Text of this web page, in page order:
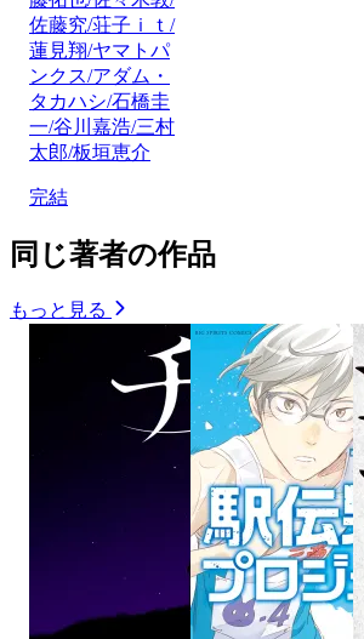
佐藤究/荘子ｉｔ/
蓮見翔/ヤマトパ
ンクス/アダム・
タカハシ/石橋圭
一/谷川嘉浩/三村
太郎/板垣恵介
完結
同じ著者の作品
もっと見る